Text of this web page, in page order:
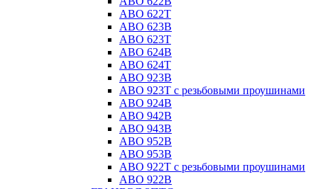
ABO 622T
ABO 623B
ABO 623T
ABO 624В
ABO 624Т
ABO 923B
ABO 923Т с резьбовыми проушинами
ABO 924B
ABO 942B
ABO 943B
ABO 952B
ABO 953B
ABO 922T с резьбовыми проушинами
ABO 922B